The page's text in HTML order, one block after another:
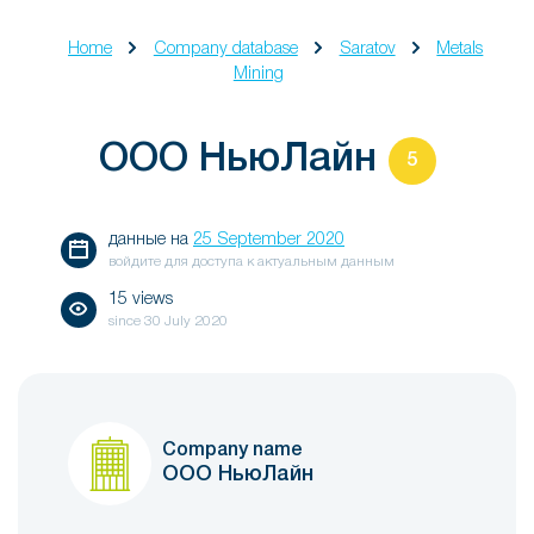
Home Company database Saratov
Metals
Mining
ООО НьюЛайн 5
данные на 25 September 2020
войдите для доступа к актуальным данным
15 views
since 30 July 2020
Company name
ООО НьюЛайн